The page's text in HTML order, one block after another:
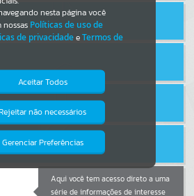
favor, aguarde...
Aqui você tem acesso direto a uma
série de informações de interesse
nesta página você
Políticas de uso de
de privacidadeeTermos de
Aceitar Todos
não necessários
Gerenciar Preferências
diversos recursos
poderão não estar